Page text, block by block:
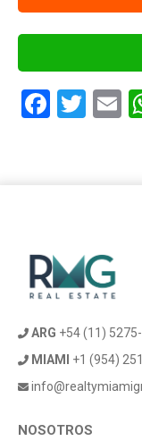
ARG +54 (11)
MIAMI
+1 (954)
NOSOTROS